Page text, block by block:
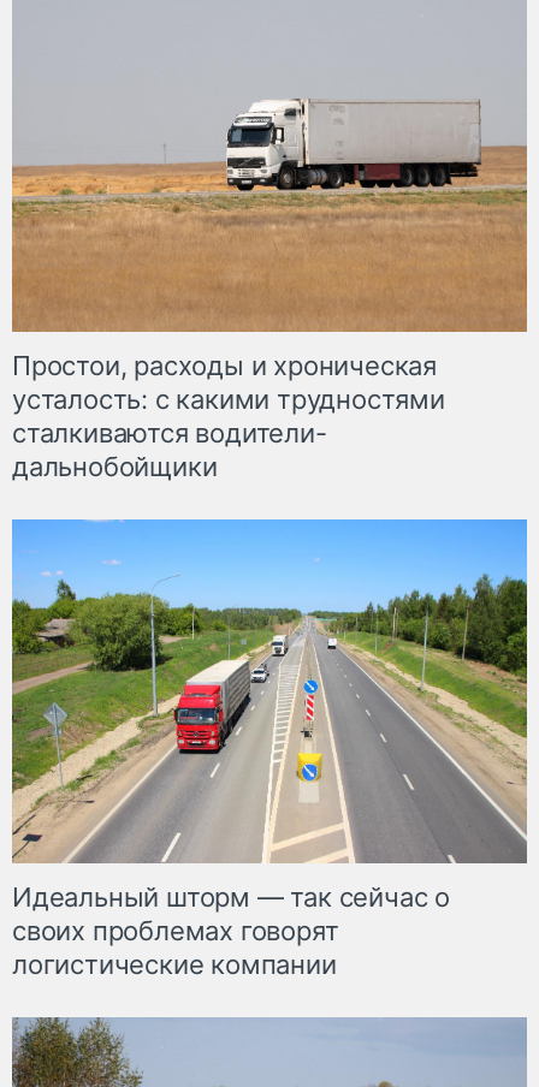
Простои, расходы и хроническая
усталость: с какими трудностями
сталкиваются водители-
дальнобойщики
Идеальный шторм — так сейчас о
своих проблемах говорят
логистические компании